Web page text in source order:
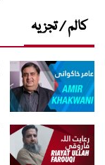
کالم / تجزیہ